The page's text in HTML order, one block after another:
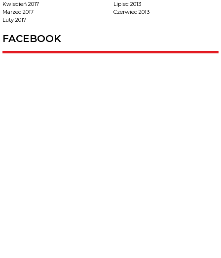
Kwiecień 2017
Marzec 2017
Luty 2017
Lipiec 2013
Czerwiec 2013
FACEBOOK